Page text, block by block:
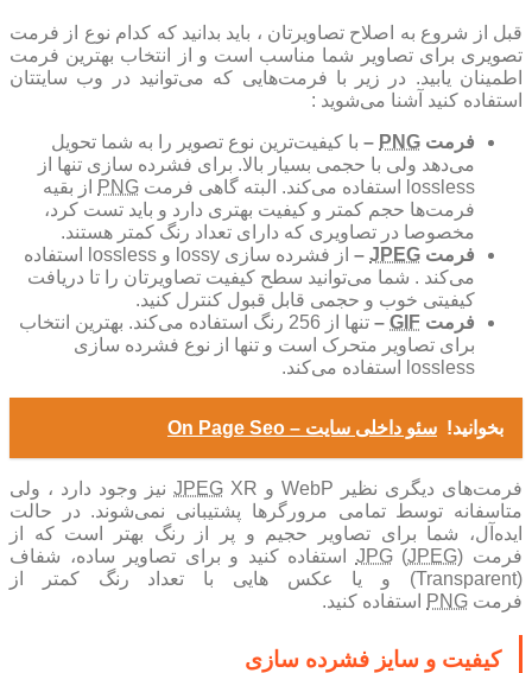
قبل از شروع به اصلاح تصاویرتان ، باید بدانید که کدام نوع از فرمت
تصویری برای تصاویر شما مناسب است و از انتخاب بهترین فرمت
اطمینان یابید. در زیر با فرمت‌هایی که می‌توانید در وب سایتتان
استفاده کنید آشنا می‌شوید :
فرمت PNG
– با کیفیت‌ترین نوع تصویر را به شما تحویل
می‌دهد ولی با حجمی بسیار بالا. برای فشرده سازی تنها از
lossless استفاده می‌کند. البته گاهی فرمت
PNG
از بقیه
فرمت‌ها حجم کمتر و کیفیت بهتری دارد و باید تست کرد،
مخصوصا در تصاویری که دارای تعداد رنگ کمتر هستند.
فرمت JPEG
–
از فشرده سازی lossy و lossless استفاده
می‌کند . شما می‌توانید سطح کیفیت تصاویرتان را تا دریافت
کیفیتی خوب و حجمی قابل قبول کنترل کنید.
فرمت GIF
–
تنها از 256 رنگ استفاده می‌کند. بهترین انتخاب
برای تصاویر متحرک است و تنها از نوع فشرده سازی
lossless استفاده می‌کند.
بخوانید! سئو داخلی سایت – On Page Seo
فرمت‌های دیگری نظیر WebP و JPEG XR نیز وجود دارد ، ولی
متاسفانه توسط تمامی مرورگرها پشتیبانی نمی‌شوند. در حالت
ایده‌آل، شما برای تصاویر حجیم و پر از رنگ بهتر است که از
فرمت
JPG(JPEG
) استفاده کنید و برای تصاویر ساده، شفاف
(Transparent) و یا عکس هایی با تعداد رنگ کمتر از
فرمت PNG استفاده کنید.
کیفیت و سایز فشرده سازی